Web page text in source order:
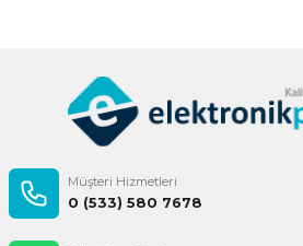
Müşteri Hizmetleri
0 (533) 580 7678